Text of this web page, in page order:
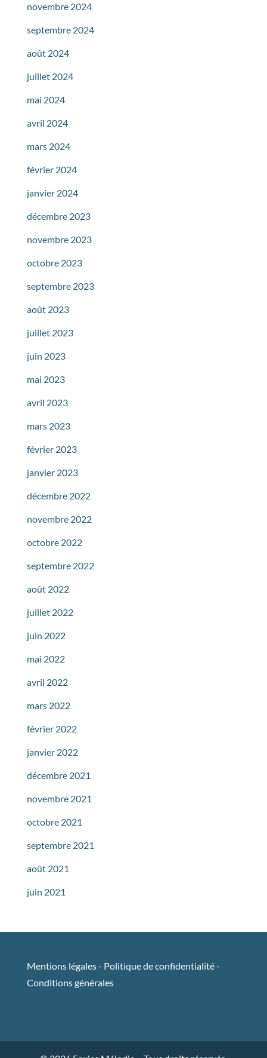
novembre 2024
septembre 2024
août 2024
juillet 2024
mai 2024
avril 2024
mars 2024
février 2024
janvier 2024
décembre 2023
novembre 2023
octobre 2023
septembre 2023
août 2023
juillet 2023
juin 2023
mai 2023
avril 2023
mars 2023
février 2023
janvier 2023
décembre 2022
novembre 2022
octobre 2022
septembre 2022
août 2022
juillet 2022
juin 2022
mai 2022
avril 2022
mars 2022
février 2022
janvier 2022
décembre 2021
novembre 2021
octobre 2021
septembre 2021
août 2021
juin 2021
Mentions légales- Politique de confidentialité-
Conditions générales